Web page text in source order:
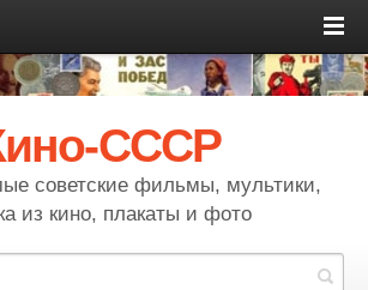
СССР
советские фильмы, мультики,
из кино, плакаты и фото